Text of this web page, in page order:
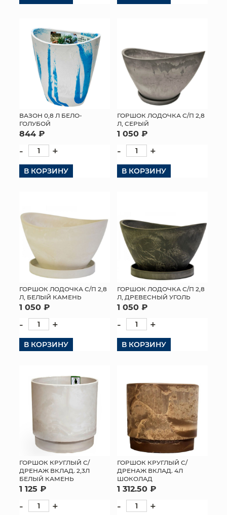
ВАЗОН 0,8 Л БЕЛО-
ГОЛУБОЙ
844 ₽
- +
В КОРЗИНУ
ГОРШОК ЛОДОЧКА С/П 2,8
Л, СЕРЫЙ
1 050 ₽
- +
В КОРЗИНУ
ГОРШОК ЛОДОЧКА С/П 2,8
Л, БЕЛЫЙ КАМЕНЬ
1 050 ₽
- +
В КОРЗИНУ
ГОРШОК ЛОДОЧКА С/П 2,8
Л, ДРЕВЕСНЫЙ УГОЛЬ
1 050 ₽
- +
В КОРЗИНУ
ГОРШОК КРУГЛЫЙ С/
ДРЕНАЖ ВКЛАД. 2,3Л
БЕЛЫЙ КАМЕНЬ
1 125 ₽
- +
ГОРШОК КРУГЛЫЙ С/
ДРЕНАЖ ВКЛАД. 4Л
ШОКОЛАД
1 312.50 ₽
- +